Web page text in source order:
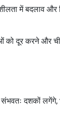
में बदलाव और
को दूर करने
संभवतः दशकों